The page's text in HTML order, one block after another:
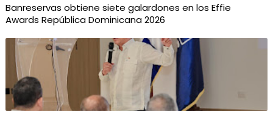
Banreservas obtiene siete galardones en los Effie
Awards República Dominicana 2026